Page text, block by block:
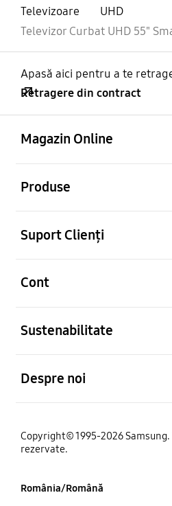
Televizoare
UHD
Televizor Curbat UHD 55"
Apasă aici pentru a te
Retragere din contract
Magazin Online
Produse
Suport Clienți
Cont
Sustenabilitate
Despre noi
Copyright© 1995-2026
rezervate.
România/Română